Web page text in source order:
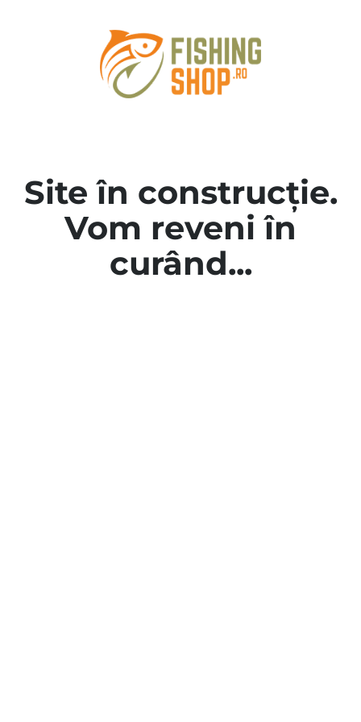
Site în construcție.
Vom reveni în
curând...